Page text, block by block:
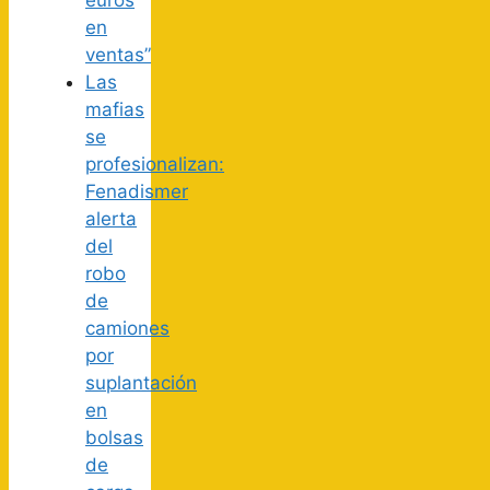
en
ventas”
Las
mafias
se
profesionalizan:
Fenadismer
alerta
del
robo
de
camiones
por
suplantación
en
bolsas
de